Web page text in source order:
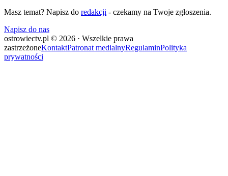
Masz temat? Napisz do redakcji - czekamy na Twoje zgłoszenia.
Napisz do nas
ostrowiectv.pl © 2026 · Wszelkie prawa
zastrzeżoneKontaktPatronat medialnyRegulaminPolityka
prywatności